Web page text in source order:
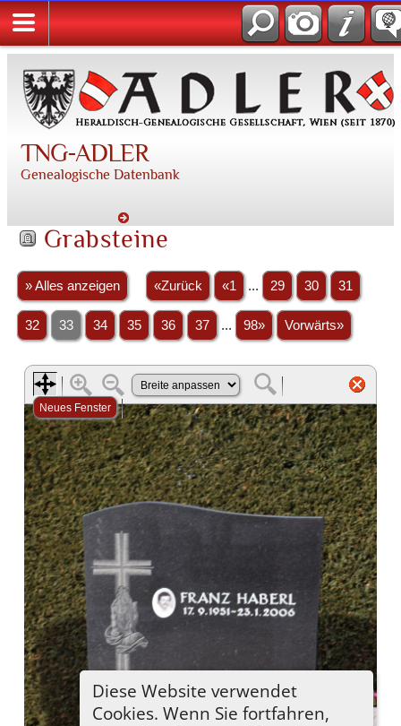
TNG-ADLER
Genealogische Datenbank
Grabsteine
» Alles anzeigen «Zurück «1 ... 29 30 31
32 33 34 35 36 37 ... 98» Vorwärts»